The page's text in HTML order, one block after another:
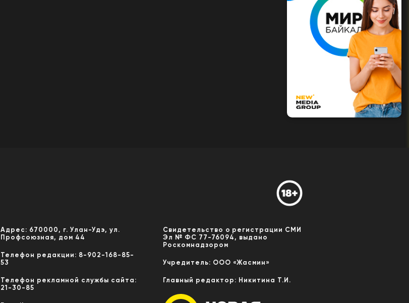
Адрес: 670000, г. Улан-Удэ, ул.
Профсоюзная, дом 44
Телефон редакции: 8-902-168-85-
53
Телефон рекламной службы сайта:
21-30-85
Свидетельство о регистрации СМИ
Эл № ФС 77-76094, выдано
Роскомнадзором
Учредитель: ООО «Жасмин»
Главный редактор: Никитина Т.И.